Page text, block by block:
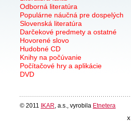
Odborná literatúra
Populárne náučná pre dospelých
Slovenská literatúra
Darčekové predmety a ostatné
Hovorené slovo
Hudobné CD
Knihy na počúvanie
Počítačové hry a aplikácie
DVD
© 2011 IKAR , a.s., vyrobila Etnetera
x